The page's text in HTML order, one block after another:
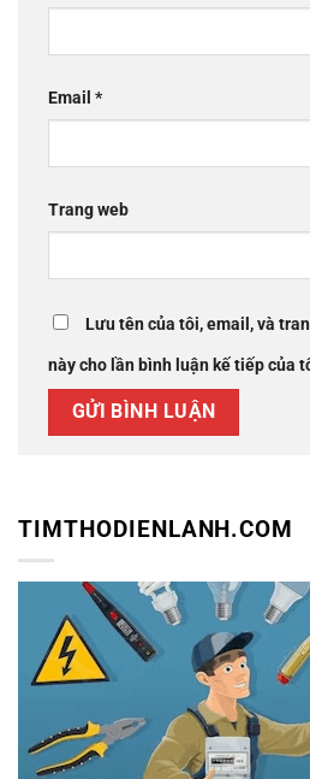
Email *
Trang web
Lưu tên của tôi, email, và
này cho lần bình luận kế tiếp của
TIMTHODIENLANH.COM